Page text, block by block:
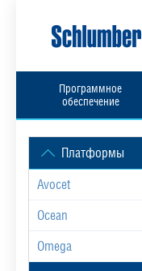
Программное
обеспечение
Платформы
Avocet
Ocean
Omega